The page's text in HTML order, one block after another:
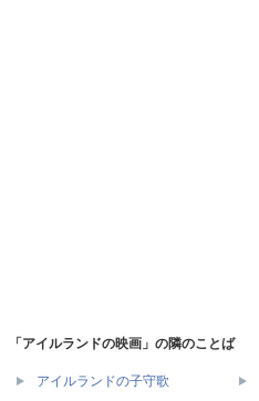
「アイルランドの映画」の隣のことば
アイルランドの子守歌